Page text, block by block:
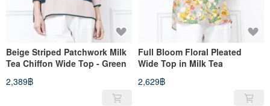
Beige Striped Patchwork Milk
Tea Chiffon Wide Top - Green
2,389฿
Full Bloom Floral Pleated
Wide Top in Milk Tea
2,629฿